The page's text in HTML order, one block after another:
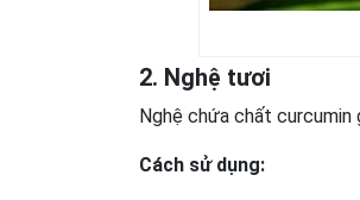
2. Nghệ tươi
Nghệ chứa chất curcumin
Cách sử dụng: